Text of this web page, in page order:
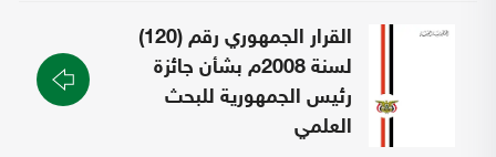
القرار الجمهوري رقم (120)
لسنة 2008م بشأن جائزة
رئيس الجمهورية للبحث
العلمي